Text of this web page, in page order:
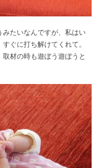
たいなんですが、私はい
ぐに打ち解けてくれて。
材の時も遊ぼう遊ぼうと